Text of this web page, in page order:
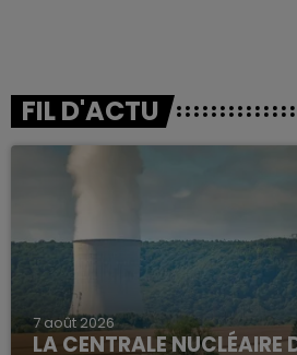
FIL D'ACTU
7 août 2026
LA CENTRALE NUCLÉAIRE